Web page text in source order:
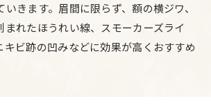
きます。眉間に限らず、額の横ジワ、
まれたほうれい線、スモーカーズライ
キビ跡の凹みなどに効果が高くおすすめ